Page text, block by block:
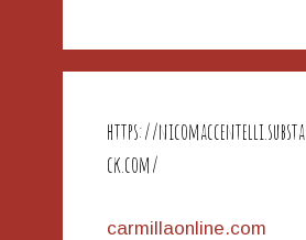
https://nicomaccentelli.substa
ck.com/
carmillaonline.com